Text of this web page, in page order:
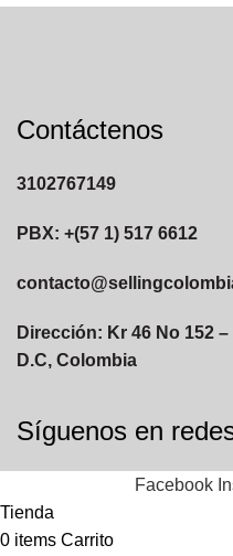
Contáctenos
3102767149
PBX: +(57 1) 517 6612
Dirección: Kr 46 No 152
D.C, Colombia
Síguenos en
Facebook
Tienda
0 items Carrito